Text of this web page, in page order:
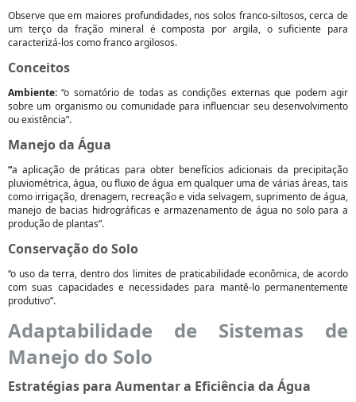
Observe que em maiores profundidades, nos solos franco-siltosos, cerca de
um terço da fração mineral é composta por argila, o suficiente para
caracterizá-los como franco argilosos.
Conceitos
Ambiente: “o somatório de todas as condições externas que podem agir
sobre um organismo ou comunidade para influenciar seu desenvolvimento
ou existência”.
Manejo da Água
“a aplicação de práticas para obter benefícios adicionais da precipitação
pluviométrica, água, ou fluxo de água em qualquer uma de várias áreas, tais
como irrigação, drenagem, recreação e vida selvagem, suprimento de água,
manejo de bacias hidrográficas e armazenamento de água no solo para a
produção de plantas”.
Conservação do Solo
“o uso da terra, dentro dos limites de praticabilidade econômica, de acordo
com suas capacidades e necessidades para mantê-lo permanentemente
produtivo”.
Adaptabilidade de Sistemas de
Manejo do Solo
Estratégias para Aumentar a Eficiência da Água